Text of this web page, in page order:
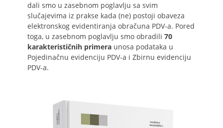
dali smo u zasebnom poglavlju sa svim
slučajevima iz prakse kada (ne) postoji obaveza
elektronskog evidentiranja obračuna PDV-a. Pored
toga, u zasebnom poglavlju smo obradili 70
karakterističnih primera unosa podataka u
Pojedinačnu evidenciju PDV-a i Zbirnu evidenciju
PDV-a.